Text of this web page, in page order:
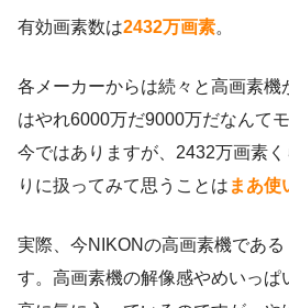
有効画素数は2432万画素。
各メーカーからは続々と高画素機
はやれ6000万だ9000万だなんて
今ではありますが、2432万画素
りに扱ってみて思うことは まあ使
実際、今NIKONの高画素機であ
す。高画素機の解像感やめいっぱ